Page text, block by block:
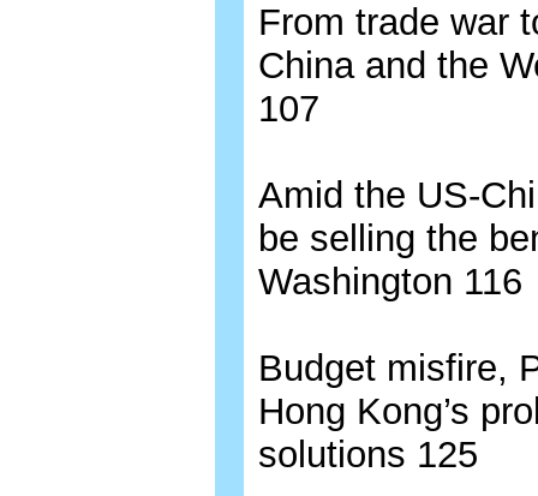
From trade war
China and the
107
Amid the US-
be selling the
Washington 116
Budget misfire,
Hong Kong’s
solutions 125